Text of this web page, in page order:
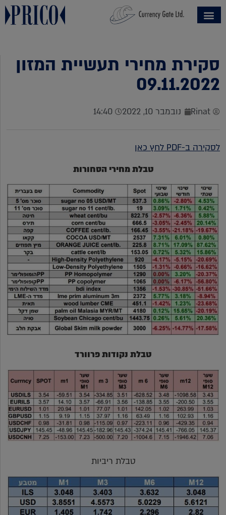
סקירת מחירי תעשיית המזון
09.11.2022
Rinat נובמבר 10, 2022 14:40
לסקירה ב-PDF לחץ כאן
טבלת מחירי הסחורות
טבלת נקודות פרוורד
טבלת ריביות